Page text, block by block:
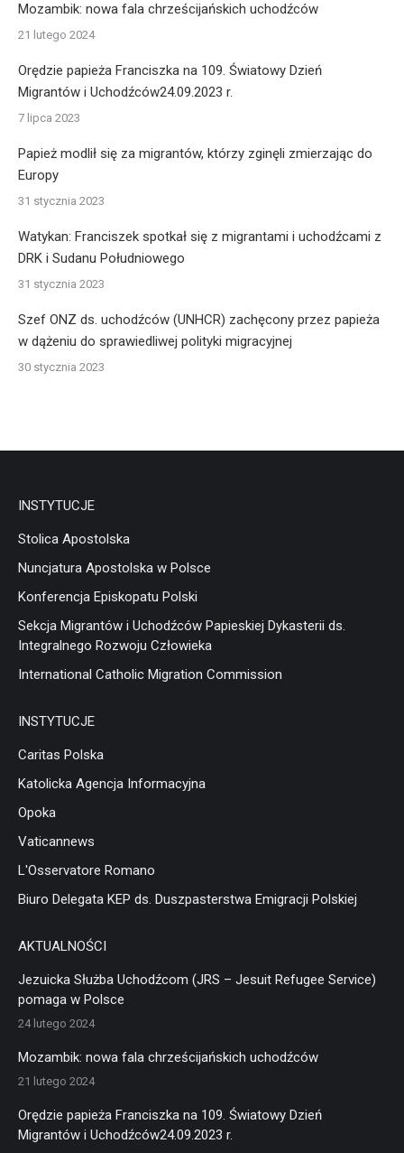
Mozambik: nowa fala chrześcijańskich uchodźców
21 lutego 2024
Orędzie papieża Franciszka na 109. Światowy Dzień
Migrantów i Uchodźców24.09.2023 r.
7 lipca 2023
Papież modlił się za migrantów, którzy zginęli zmierzając do
Europy
31 stycznia 2023
Watykan: Franciszek spotkał się z migrantami i uchodźcami z
DRK i Sudanu Południowego
31 stycznia 2023
Szef ONZ ds. uchodźców (UNHCR) zachęcony przez papieża
w dążeniu do sprawiedliwej polityki migracyjnej
30 stycznia 2023
INSTYTUCJE
Stolica Apostolska
Nuncjatura Apostolska w Polsce
Konferencja Episkopatu Polski
Sekcja Migrantów i Uchodźców Papieskiej Dykasterii ds.
Integralnego Rozwoju Człowieka
International Catholic Migration Commission
INSTYTUCJE
Caritas Polska
Katolicka Agencja Informacyjna
Opoka
Vaticannews
L'Osservatore Romano
Biuro Delegata KEP ds. Duszpasterstwa Emigracji Polskiej
AKTUALNOŚCI
Jezuicka Służba Uchodźcom (JRS – Jesuit Refugee Service)
pomaga w Polsce
24 lutego 2024
Mozambik: nowa fala chrześcijańskich uchodźców
21 lutego 2024
Orędzie papieża Franciszka na 109. Światowy Dzień
Migrantów i Uchodźców24.09.2023 r.